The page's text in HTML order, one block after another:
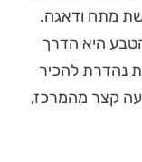
מתח ודאגה.
היא הדרך
נהדרת להכיר
קצר מהמרכז,